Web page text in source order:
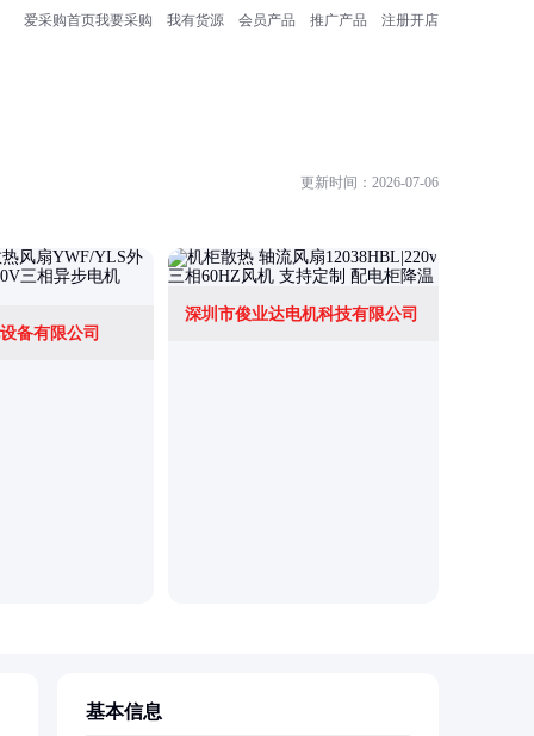
爱采购首页我要采购 我有货源 会员产品 推广产品 注册开店
更新时间：2026-07-06
备有限公司
深圳市俊业达电机科技有限公司
基本信息